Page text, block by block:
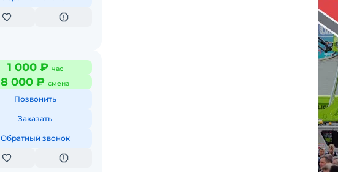
1 000 ₽ час
8 000 ₽ смена
Позвонить
Заказать
Обратный звонок